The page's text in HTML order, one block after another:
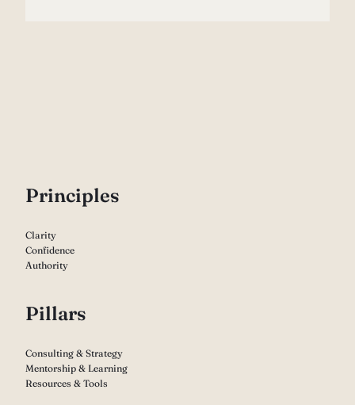
Principles
Clarity
Confidence
Authority
Pillars
Consulting & Strategy
Mentorship & Learning
Resources & Tools